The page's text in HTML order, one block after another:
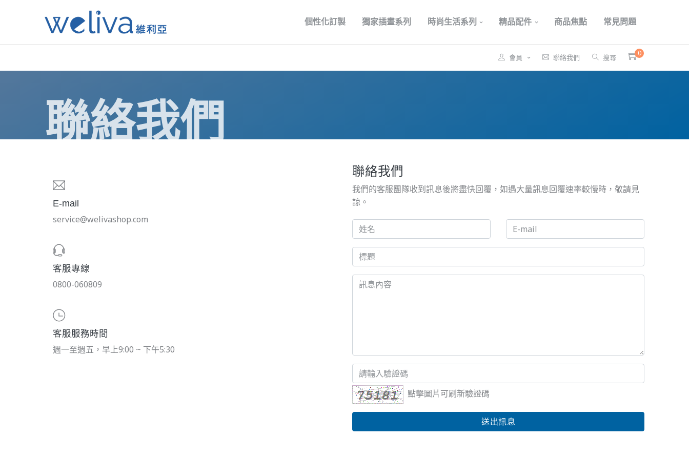
個性化訂製 獨家插畫系列 時尚生活系列 精品配件 商品焦點 常見問題
會員 聯絡我們 搜尋 0
聯絡我們
E-mail
service@welivashop.com
客服專線
0800-060809
客服服務時間
週一至週五，早上9:00 ~ 下午5:30
聯絡我們
我們的客服團隊收到訊息後將盡快回覆，如遇大量訊息回覆速率較慢時，敬請見
諒。
點擊圖片可刷新驗證碼
送出訊息